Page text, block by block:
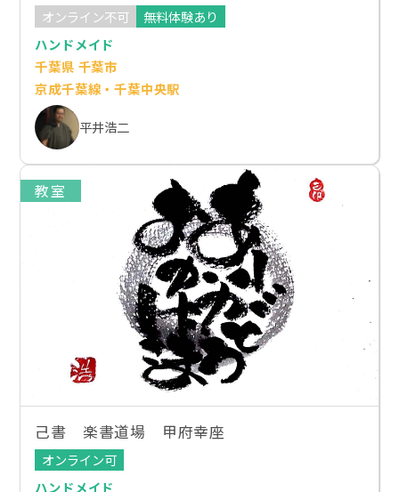
オンライン不可
無料体験あり
ハンドメイド
千葉県 千葉市
京成千葉線・千葉中央駅
平井浩二
教室
己書 楽書道場 甲府幸座
オンライン可
ハンドメイド